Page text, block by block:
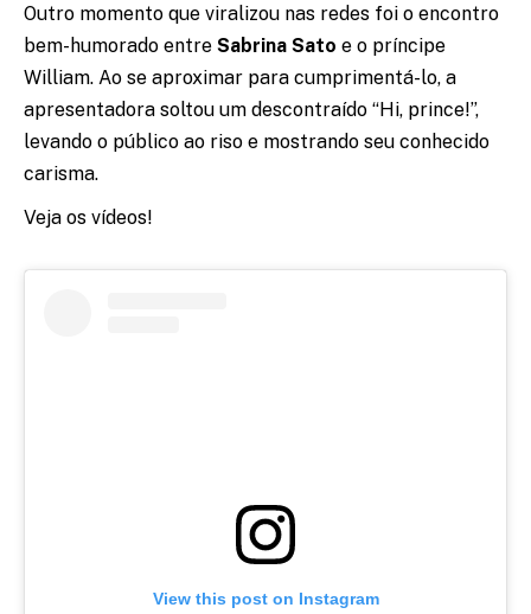
Outro momento que viralizou nas redes foi o encontro
bem-humorado entre Sabrina Sato e o príncipe
William. Ao se aproximar para cumprimentá-lo, a
apresentadora soltou um descontraído “Hi, prince!”,
levando o público ao riso e mostrando seu conhecido
carisma.
Veja os vídeos!
View this post on Instagram